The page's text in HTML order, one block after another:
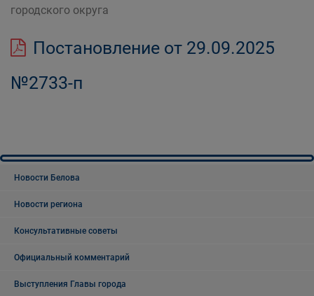
городского округа
Постановление от 29.09.2025
№2733-п
Новости Белова
Новости региона
Консультативные советы
Официальный комментарий
Выступления Главы города